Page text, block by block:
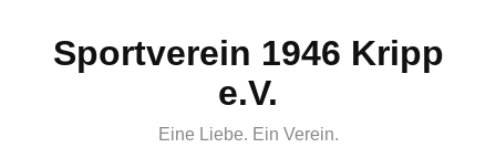
Sportverein 1946 Kripp
e.V.
Eine Liebe. Ein Verein.